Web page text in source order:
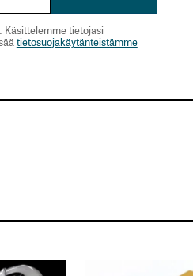
Käsittelemme tietojasi
tietosuojakäytänteistämme